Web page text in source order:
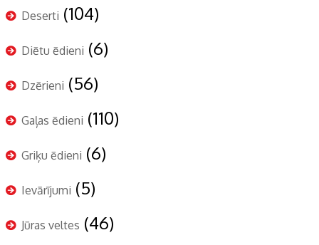
Deserti (104)
Diētu ēdieni (6)
Dzērieni (56)
Gaļas ēdieni (110)
Griķu ēdieni (6)
Ievārījumi (5)
Jūras veltes (46)